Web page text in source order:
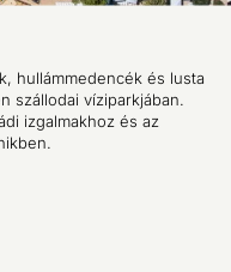
hullámmedencék és lusta
szállodai víziparkjában.
izgalmakhoz és az